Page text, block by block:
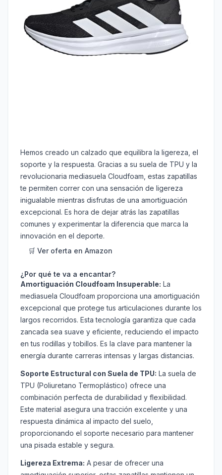
Hemos creado un calzado que equilibra la ligereza, el
soporte y la respuesta. Gracias a su suela de TPU y la
revolucionaria mediasuela Cloudfoam, estas zapatillas
te permiten correr con una sensación de ligereza
inigualable mientras disfrutas de una amortiguación
excepcional. Es hora de dejar atrás las zapatillas
comunes y experimentar la diferencia que marca la
innovación en el deporte.
🛒 Ver oferta en Amazon
¿Por qué te va a encantar?
Amortiguación Cloudfoam Insuperable: La
mediasuela Cloudfoam proporciona una amortiguación
excepcional que protege tus articulaciones durante los
largos recorridos. Esta tecnología garantiza que cada
zancada sea suave y eficiente, reduciendo el impacto
en tus rodillas y tobillos. Es la clave para mantener la
energía durante carreras intensas y largas distancias.
Soporte Estructural con Suela de TPU: La suela de
TPU (Poliuretano Termoplástico) ofrece una
combinación perfecta de durabilidad y flexibilidad.
Este material asegura una tracción excelente y una
respuesta dinámica al impacto del suelo,
proporcionando el soporte necesario para mantener
una pisada estable y segura.
Ligereza Extrema: A pesar de ofrecer una